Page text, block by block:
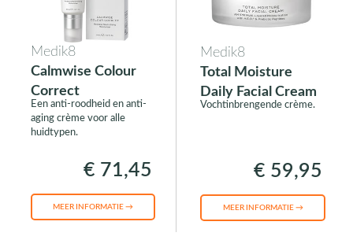
Medik8
Calmwise Colour
Correct
Een anti-roodheid en anti-
aging crème voor alle
huidtypen.
€ 71,45
MEER INFORMATIE →
Medik8
Total Moisture
Daily Facial Cream
Vochtinbrengende crème.
€ 59,95
MEER INFORMATIE →